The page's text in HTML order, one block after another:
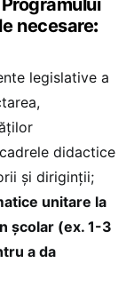
necesare:
legislative a
didactice
și diriginții;
unitare la
școlar (ex. 1-3
a da